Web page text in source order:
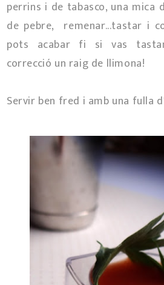
perrins i de tabasco, una mica
de pebre, remenar...tastar i
pots acabar fi si vas
correcció un raig de llimona!
Servir ben fred i amb una fulla